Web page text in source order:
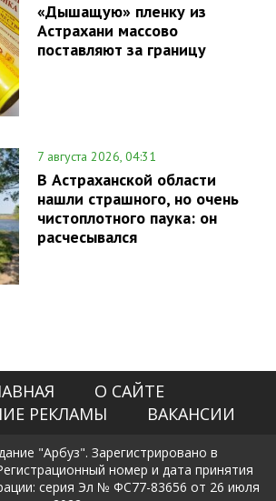
«Дышащую» пленку из
Астрахани массово
поставляют за границу
7 августа 2026, 04:31
В Астраханской области
нашли страшного, но очень
чистоплотного паука: он
расчесывался
О САЙТЕ
РЕКЛАМЫ
ВАКАНСИИ
"Арбуз". Зарегистрировано в
номер и дата принятия
серия Эл № ФС77-83656 от 26 июля